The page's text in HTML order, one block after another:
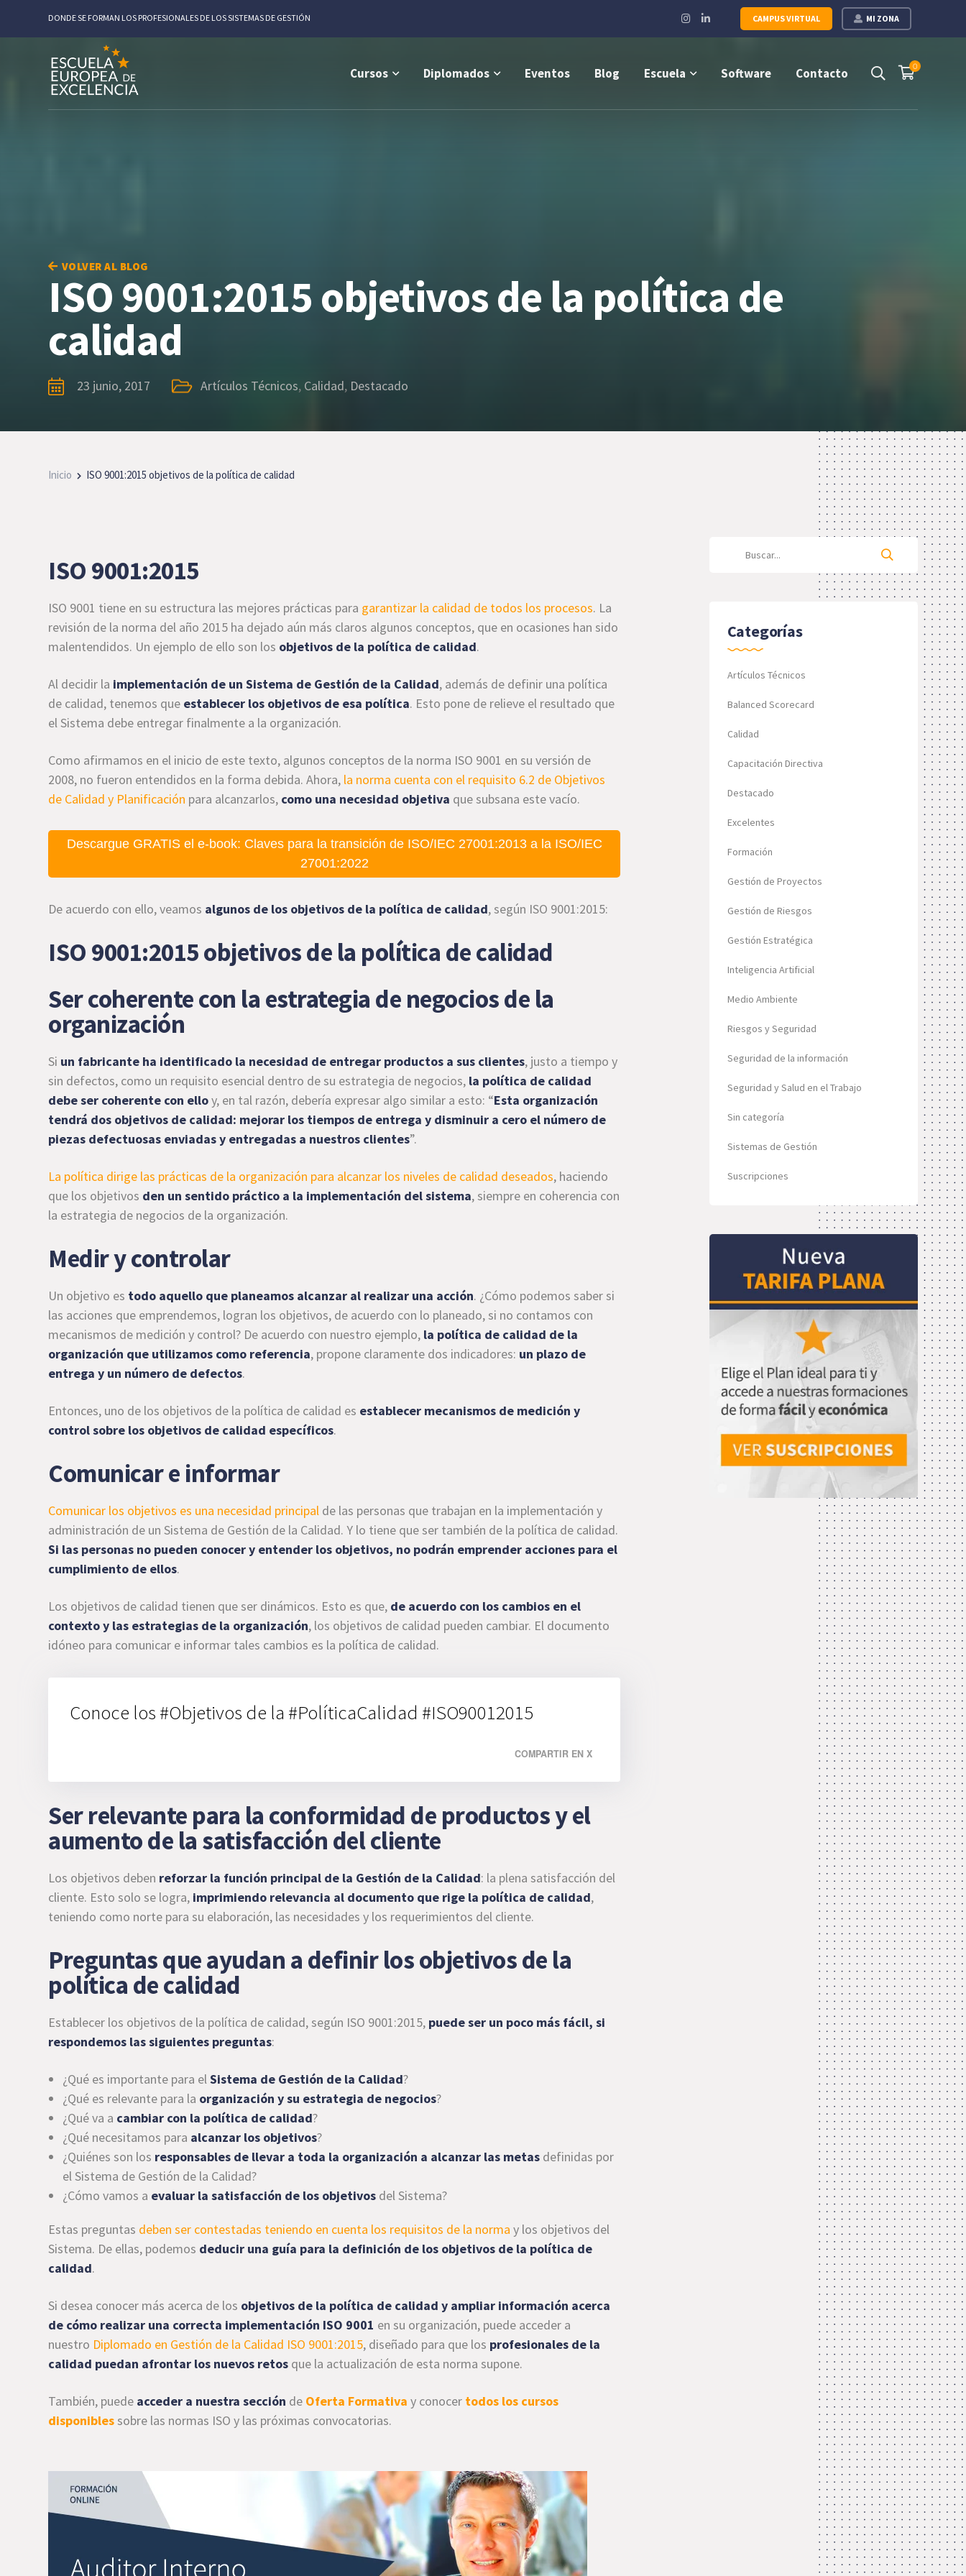
MI ZONA
CAMPUS VIRTUAL
DONDE SE FORMAN LOS PROFESIONALES DE LOS SISTEMAS DE GESTIÓN
Instagram
Profile
LinkedIn
Profile
0
Cursos Diplomados Eventos Blog Escuela Software Contacto
VOLVER AL BLOG
ISO 9001:2015 objetivos de la política de
calidad
23 junio, 2017 Artículos Técnicos, Calidad, Destacado
Inicio ISO 9001:2015 objetivos de la política de calidad
ISO 9001:2015
ISO 9001 tiene en su estructura las mejores prácticas para garantizar la calidad de todos los procesos. La
revisión de la norma del año 2015 ha dejado aún más claros algunos conceptos, que en ocasiones han sido
malentendidos. Un ejemplo de ello son los objetivos de la política de calidad.
Al decidir la implementación de un Sistema de Gestión de la Calidad, además de definir una política
de calidad, tenemos que establecer los objetivos de esa política. Esto pone de relieve el resultado que
el Sistema debe entregar finalmente a la organización.
Como afirmamos en el inicio de este texto, algunos conceptos de la norma ISO 9001 en su versión de
2008, no fueron entendidos en la forma debida. Ahora, la norma cuenta con el requisito 6.2 de Objetivos
de Calidad y Planificación para alcanzarlos, como una necesidad objetiva que subsana este vacío.
Descargue GRATIS el e-book: Claves para la transición de ISO/IEC 27001:2013 a la ISO/IEC
27001:2022
De acuerdo con ello, veamos algunos de los objetivos de la política de calidad, según ISO 9001:2015:
ISO 9001:2015 objetivos de la política de calidad
Ser coherente con la estrategia de negocios de la
organización
Si un fabricante ha identificado la necesidad de entregar productos a sus clientes, justo a tiempo y
sin defectos, como un requisito esencial dentro de su estrategia de negocios, la política de calidad
debe ser coherente con elloy, en tal razón, debería expresar algo similar a esto: “Esta organización
tendrá dos objetivos de calidad: mejorar los tiempos de entrega y disminuir a cero el número de
piezas defectuosas enviadas y entregadas a nuestros clientes”.
La política dirige las prácticas de la organización para alcanzar los niveles de calidad deseados, haciendo
que los objetivos den un sentido práctico a la implementación del sistema, siempre en coherencia con
la estrategia de negocios de la organización.
Medir y controlar
Un objetivo es todo aquello que planeamos alcanzar al realizar una acción. ¿Cómo podemos saber si
las acciones que emprendemos, logran los objetivos, de acuerdo con lo planeado, si no contamos con
mecanismos de medición y control? De acuerdo con nuestro ejemplo, la política de calidad de la
organización que utilizamos como referencia, propone claramente dos indicadores: un plazo de
entrega y un número de defectos.
Entonces, uno de los objetivos de la política de calidad es establecer mecanismos de medición y
control sobre los objetivos de calidad específicos.
Comunicar e informar
Comunicar los objetivos es una necesidad principal de las personas que trabajan en la implementación y
administración de un Sistema de Gestión de la Calidad. Y lo tiene que ser también de la política de calidad.
Si las personas no pueden conocer y entender los objetivos, no podrán emprender acciones para el
cumplimiento de ellos.
Los objetivos de calidad tienen que ser dinámicos. Esto es que, de acuerdo con los cambios en el
contexto y las estrategias de la organización, los objetivos de calidad pueden cambiar. El documento
idóneo para comunicar e informar tales cambios es la política de calidad.
Conoce los #Objetivos de la #PolíticaCalidad #ISO90012015
COMPARTIR EN X
Ser relevante para la conformidad de productos y el
aumento de la satisfacción del cliente
Los objetivos deben reforzar la función principal de la Gestión de la Calidad: la plena satisfacción del
cliente. Esto solo se logra, imprimiendo relevancia al documento que rige la política de calidad,
teniendo como norte para su elaboración, las necesidades y los requerimientos del cliente.
Preguntas que ayudan a definir los objetivos de la
política de calidad
Establecer los objetivos de la política de calidad, según ISO 9001:2015, puede ser un poco más fácil, si
respondemos las siguientes preguntas:
¿Qué es importante para elSistema de Gestión de la Calidad?
¿Qué es relevante para la organización y su estrategia de negocios?
¿Qué va a cambiar con la política de calidad?
¿Qué necesitamos para alcanzar los objetivos?
¿Quiénes son los responsables de llevar a toda la organización a alcanzar las metas definidas por
el Sistema de Gestión de la Calidad?
¿Cómo vamos a evaluar la satisfacción de los objetivos del Sistema?
Estas preguntas deben ser contestadas teniendo en cuenta los requisitos de la norma y los objetivos del
Sistema. De ellas, podemos deducir una guía para la definición de los objetivos de la política de
calidad.
Si desea conocer más acerca de los objetivos de la política de calidad y ampliar información acerca
de cómo realizar una correcta implementación ISO 9001 en su organización, puede acceder a
nuestro Diplomado en Gestión de la Calidad ISO 9001:2015, diseñado para que los profesionales de la
calidad puedan afrontar los nuevos retos que la actualización de esta norma supone.
También, puede acceder a nuestra sección de Oferta Formativa y conocer todos los cursos
disponiblessobre las normas ISO y las próximas convocatorias.
Categorías
Artículos Técnicos
Balanced Scorecard
Calidad
Capacitación Directiva
Destacado
Excelentes
Formación
Gestión de Proyectos
Gestión de Riesgos
Gestión Estratégica
Inteligencia Artificial
Medio Ambiente
Riesgos y Seguridad
Seguridad de la información
Seguridad y Salud en el Trabajo
Sin categoría
Sistemas de Gestión
Suscripciones